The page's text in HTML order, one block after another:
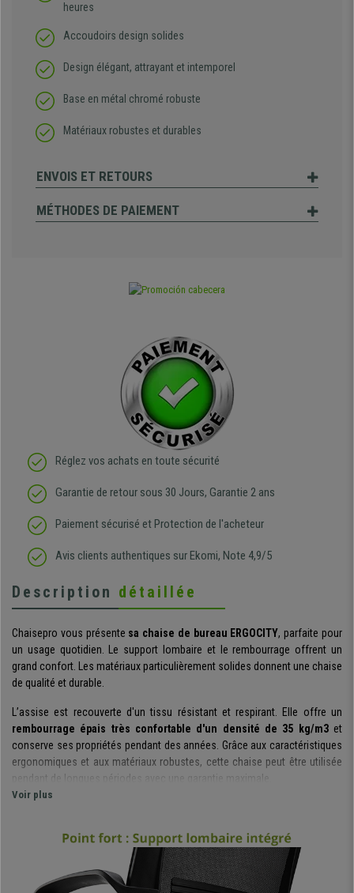
heures
Accoudoirs design solides
Design élégant, attrayant et intemporel
Base en métal chromé robuste
Matériaux robustes et durables
ENVOIS ET RETOURS
MÉTHODES DE PAIEMENT
Réglez vos achats en toute sécurité
Garantie de retour sous 30 Jours, Garantie 2 ans
Paiement sécurisé et Protection de l'acheteur
Avis clients authentiques sur Ekomi, Note 4,9/5
Description détaillée
Chaisepro vous présente sa chaise de bureau ERGOCITY, parfaite pour
un usage quotidien. Le support lombaire et le rembourrage offrent un
grand confort. Les matériaux particulièrement solides donnent une chaise
de qualité et durable.
L’assise est recouverte d'un tissu résistant et respirant. Elle offre un
rembourrage épais très confortable d'un densité de 35 kg/m3et
conserve ses propriétés pendant des années. Grâce aux caractéristiques
ergonomiques et aux matériaux robustes, cette chaise peut être utilisée
pendant de longues périodes avec une garantie maximale.
La maille tendue respirable du dossier est un matériau qui combine une
ventilation optimale avec une
résistance maximale. C’est encore plus
résistant que le tissu conventionnel.
Voir plus